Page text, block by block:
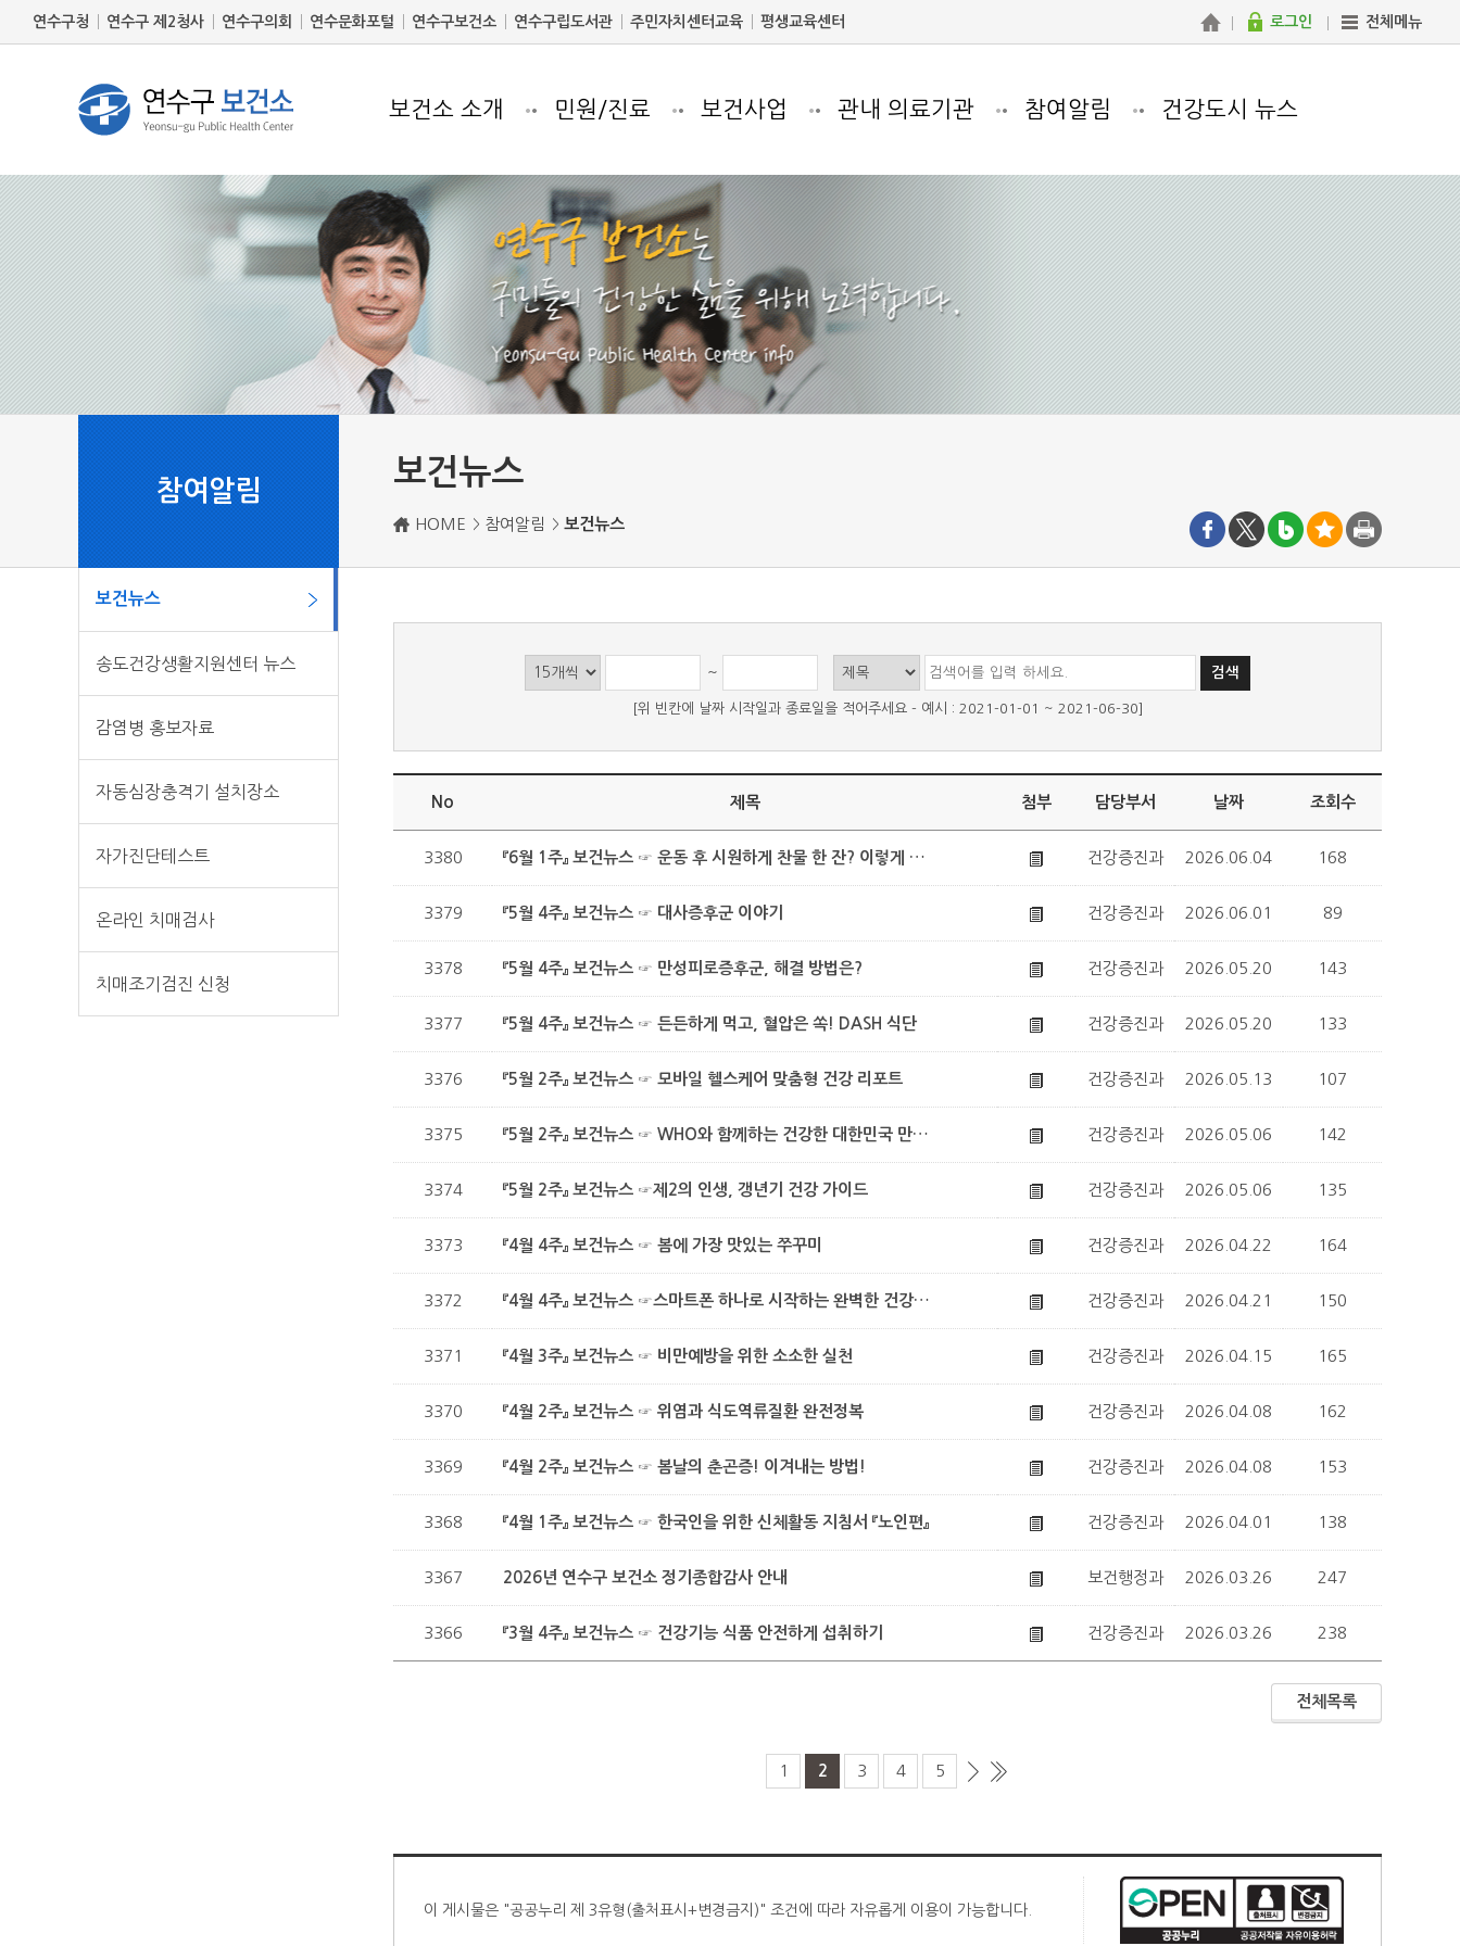
연수구청 연수구 제2청사 연수구의회 연수문화포털 연수구보건소 연수구립도서관 주민자치센터교육 평생교육센터 로그인 전체메뉴
보건소 소개 민원/진료 보건사업 관내 의료기관 참여알림 건강도시 뉴스
참여알림
보건뉴스
송도건강생활지원센터 뉴스
감염병 홍보자료
자동심장충격기 설치장소
자가진단테스트
온라인 치매검사
치매조기검진 신청
보건뉴스
HOME 참여알림 보건뉴스
~
[위 빈칸에 날짜 시작일과 종료일을 적어주세요 - 예시 : 2021-01-01 ~ 2021-06-30]
No 제목 첨부 담당부서 날짜 조회수
3380 『6월 1주』 보건뉴스 ☞ 운동 후 시원하게 찬물 한 잔? 이렇게 마시면 위험해요! 건강증진과 2026.06.04 168
3379 『5월 4주』 보건뉴스 ☞ 대사증후군 이야기 건강증진과 2026.06.01 89
3378 『5월 4주』 보건뉴스 ☞ 만성피로증후군, 해결 방법은? 건강증진과 2026.05.20 143
3377 『5월 4주』 보건뉴스 ☞ 든든하게 먹고, 혈압은 쏙! DASH 식단 건강증진과 2026.05.20 133
3376 『5월 2주』 보건뉴스 ☞ 모바일 헬스케어 맞춤형 건강 리포트 건강증진과 2026.05.13 107
3375 『5월 2주』 보건뉴스 ☞ WHO와 함께하는 건강한 대한민국 만들기 건강증진과 2026.05.06 142
3374 『5월 2주』 보건뉴스 ☞제2의 인생, 갱년기 건강 가이드 건강증진과 2026.05.06 135
3373 『4월 4주』 보건뉴스 ☞ 봄에 가장 맛있는 쭈꾸미 건강증진과 2026.04.22 164
3372 『4월 4주』 보건뉴스 ☞스마트폰 하나로 시작하는 완벽한 건강관리 건강증진과 2026.04.21 150
3371 『4월 3주』 보건뉴스 ☞ 비만예방을 위한 소소한 실천 건강증진과 2026.04.15 165
3370 『4월 2주』 보건뉴스 ☞ 위염과 식도역류질환 완전정복 건강증진과 2026.04.08 162
3369 『4월 2주』 보건뉴스 ☞ 봄날의 춘곤증! 이겨내는 방법! 건강증진과 2026.04.08 153
3368 『4월 1주』 보건뉴스 ☞ 한국인을 위한 신체활동 지침서 『노인편』 건강증진과 2026.04.01 138
3367 2026년 연수구 보건소 정기종합감사 안내 보건행정과 2026.03.26 247
3366 『3월 4주』 보건뉴스 ☞ 건강기능 식품 안전하게 섭취하기 건강증진과 2026.03.26 238
전체목록
1 2 3 4 5
이 게시물은 "공공누리 제 3유형(출처표시+변경금지)" 조건에 따라 자유롭게 이용이 가능합니다.